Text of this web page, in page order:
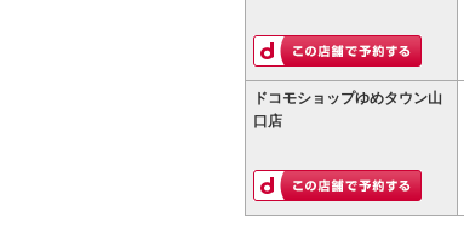
ドコモショップゆめタウン山
口店